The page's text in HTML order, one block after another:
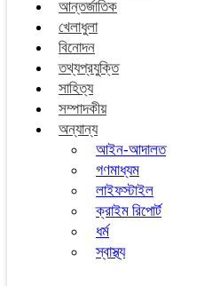
আন্তর্জাতিক
খেলাধুলা
বিনোদন
তথ্যপ্রযুক্তি
সাহিত্য
সম্পাদকীয়
অন্যান্য
আইন-আদালত
গণমাধ্যম
লাইফস্টাইল
ক্রাইম রিপোর্ট
ধর্ম
স্বাস্থ্য